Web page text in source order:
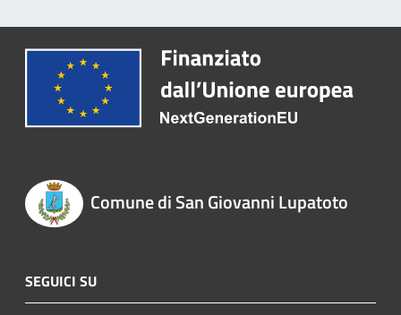
Comune di San Giovanni Lupatoto
SEGUICI SU